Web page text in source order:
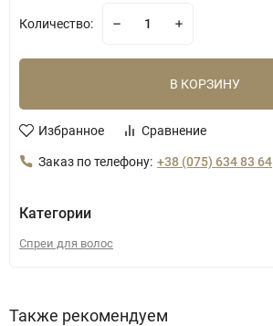
Количество:
В КОРЗИНУ
Избранное Сравнение
Заказ по телефону: +38 (075) 634 83 64
Категории
Спреи для волос
Также рекомендуем